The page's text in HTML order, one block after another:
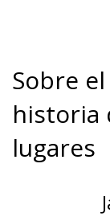
Sobre
historia
lugares